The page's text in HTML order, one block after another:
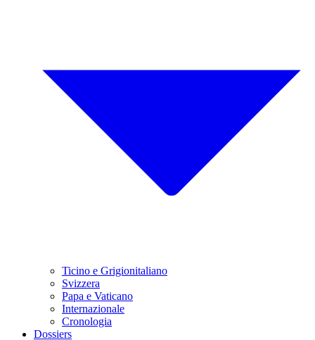
Ticino e Grigionitaliano
Svizzera
Papa e Vaticano
Internazionale
Cronologia
Dossiers